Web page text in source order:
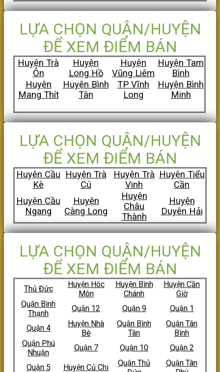
LỰA CHỌN QUẬN/HUYỆN
ĐỂ XEM ĐIỂM BÁN
Huyện Trà
Ôn
Huyện
Long Hồ
Huyện
Vũng Liêm
Huyện Tam
Bình
Huyện
Mang Thít
Huyện Bình
Tân
TP Vĩnh
Long
Huyện Bình
Minh
LỰA CHỌN QUẬN/HUYỆN
ĐỂ XEM ĐIỂM BÁN
Huyện Cầu
Kè
Huyện Trà
Cú
Huyện Trà
Vinh
Huyện Tiểu
Cần
Huyện Cầu
Ngang
Huyện
Càng Long
Huyện
Châu
Thành
Huyện
Duyên Hải
LỰA CHỌN QUẬN/HUYỆN
ĐỂ XEM ĐIỂM BÁN
Thủ Đức
Huyện Hóc
Môn
Huyện Bình
Chánh
Huyện Cần
Giờ
Quận Bình
Thạnh
Quận 12 Quận 9 Quận 1
Quận 4
Huyện Nhà
Bè
Quận Bình
Tân
Quận Tân
Bình
Quận Phú
Nhuận
Quận 7 Quận 10 Quận 2
Quận 5 Huyện Củ Chi
Quận Thủ
Quận Tân